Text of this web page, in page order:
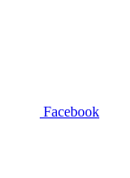
Facebook